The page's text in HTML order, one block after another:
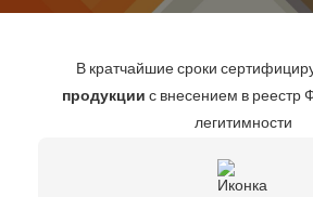
В кратчайшие сроки
продукциис внесением в реестр
легитимности